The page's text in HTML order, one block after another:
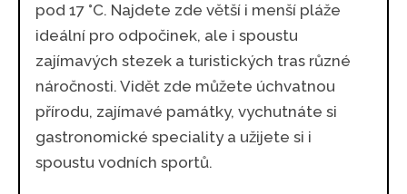
pod 17 °C. Najdete zde větší i menší pláže
ideální pro odpočinek, ale i spoustu
zajímavých stezek a turistických tras různé
náročnosti. Vidět zde můžete úchvatnou
přírodu, zajímavé památky, vychutnáte si
gastronomické speciality a užijete si i
spoustu vodních sportů.